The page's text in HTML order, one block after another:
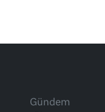
Gündem